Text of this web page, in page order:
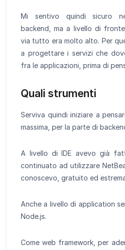
Mi sentivo quindi sicuro
backend, ma a livello di
via tutto era molto alto. Per
a progettare i servizi che
fra le applicazioni, prima di
Quali strumenti
Serviva quindi iniziare a
massima, per la parte di
A livello di IDE avevo già
continuato ad utilizzare
conoscevo, gratuito ed
Anche a livello di application
Node.js.
Come web framework, per